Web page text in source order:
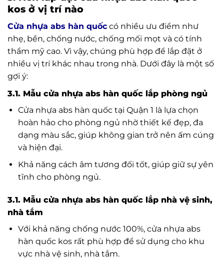
kos ở vị trí nào
Cửa nhựa abs hàn quốc có nhiều ưu điểm như
nhẹ, bền, chống nước, chống mối mọt và có tính
thẩm mỹ cao. Vì vậy, chúng phù hợp để lắp đặt ở
nhiều vị trí khác nhau trong nhà. Dưới đây là một số
gợi ý:
3.1. Mẫu cửa nhựa abs hàn quốc lắp phòng ngủ
Cửa nhựa abs hàn quốc tại Quận 1 là lựa chọn
hoàn hảo cho phòng ngủ nhờ thiết kế đẹp, đa
dạng màu sắc, giúp không gian trở nên ấm cúng
và hiện đại.
Khả năng cách âm tương đối tốt, giúp giữ sự yên
tĩnh cho phòng ngủ.
3.1. Mẫu cửa nhựa abs hàn quốc lắp nhà vệ sinh,
nhà tắm
Với khả năng chống nước 100%, cửa nhựa abs
hàn quốc kos rất phù hợp để sử dụng cho khu
vực nhà vệ sinh, nhà tắm.